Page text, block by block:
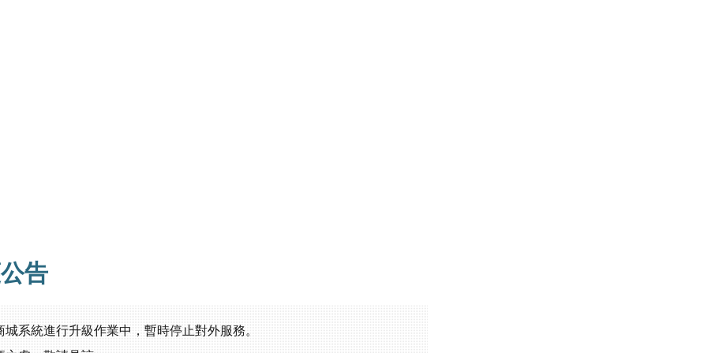
告
城系統進行升級作業中，暫時停止對外服務。